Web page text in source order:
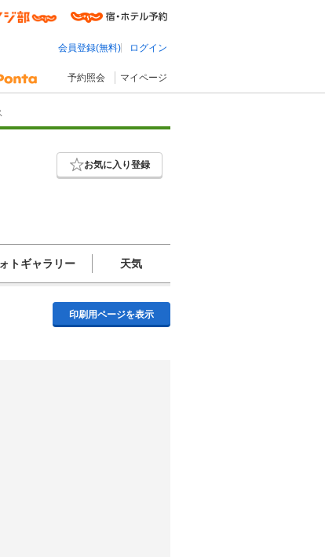
会員登録(無料) ログイン
予約照会 マイページ
お気に入り登録
トギャラリー 天気
印刷用ページを表示